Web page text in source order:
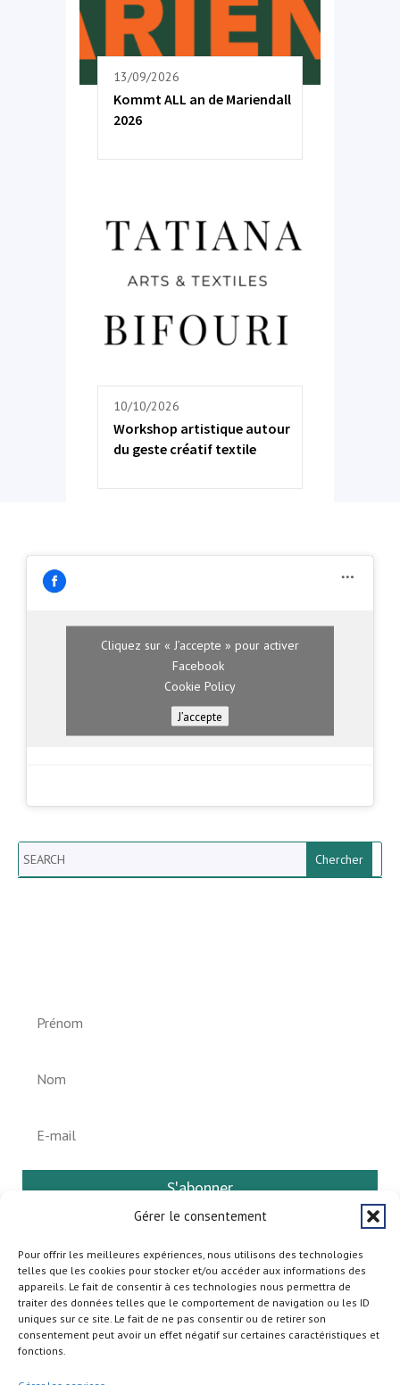
Gérer le consentement
Pour offrir les meilleures expériences, nous utilisons des technologies
telles que les cookies pour stocker et/ou accéder aux informations des
appareils. Le fait de consentir à ces technologies nous permettra de
traiter des données telles que le comportement de navigation ou les ID
uniques sur ce site. Le fait de ne pas consentir ou de retirer son
consentement peut avoir un effet négatif sur certaines caractéristiques et
fonctions.
13/09/2026
Kommt ALL an de Mariendall
2026
10/10/2026
Workshop artistique autour
du geste créatif textile
Cliquez sur « J’accepte » pour activer
Facebook
Cookie Policy
J’accepte
Search
S'abonner